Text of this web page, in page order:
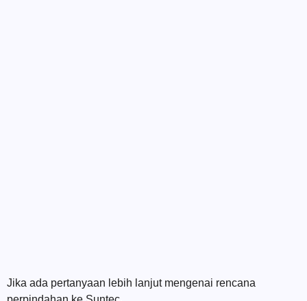
Jika ada pertanyaan lebih lanjut mengenai rencana